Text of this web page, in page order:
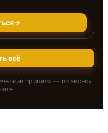
всё
прицел» — по звонку